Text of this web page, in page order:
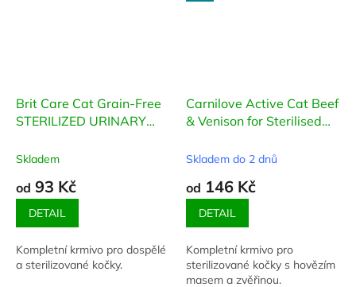
Brit Care Cat Grain-Free
STERILIZED URINARY
Skladem
od 93 Kč
DETAIL
Kompletní krmivo pro dospělé
a sterilizované kočky.
Carnilove Active Cat Beef
& Venison for Sterilised
Skladem do 2 dnů
od 146 Kč
DETAIL
Kompletní krmivo pro
sterilizované kočky s hovězím
masem a zvěřinou.